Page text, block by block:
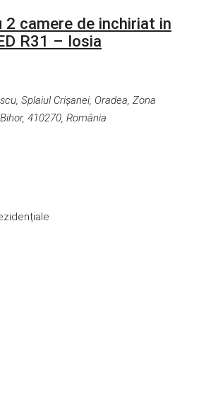
camere de inchiriat in
R31 – Iosia
Splaiul Crișanei, Oradea, Zona
410270, România